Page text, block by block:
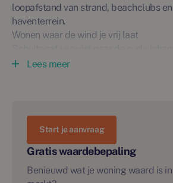
loopafstand van strand, beachclubs
haventerrein.
Wonen waar de wind je vrij laat
hun bootjes veilig aanmeerden.
Het aanbod in één oogopslag
• 12 appartementen aan de Treilerweg
• 1 commerciële ruimte aan de
• 23 appartementen aan de
Lees meer
Gratis waardebepaling
Benieuwd wat je woning waard is
Start je aanvraag